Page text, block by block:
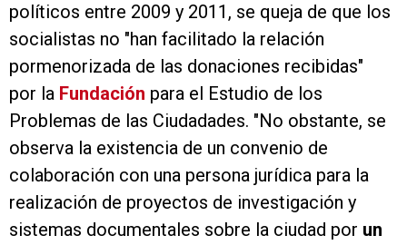
políticos entre 2009 y 2011, se queja de que los
socialistas no "han facilitado la relación
pormenorizada de las donaciones recibidas"
por la Fundación para el Estudio de los
Problemas de las Ciudadades. "No obstante, se
observa la existencia de un convenio de
colaboración con una persona jurídica para la
realización de proyectos de investigación y
sistemas documentales sobre la ciudad por un